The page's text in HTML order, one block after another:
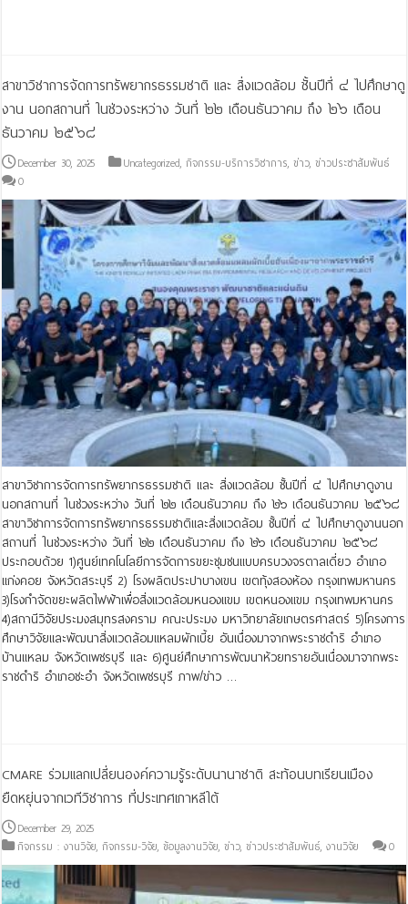
สาขาวิชาการจัดการทรัพยากรธรรมชาติ และ สิ่งแวดล้อม ชั้นปีที่ ๔ ไปศึกษาดู
งาน นอกสถานที่ ในช่วงระหว่าง วันที่ ๒๒ เดือนธันวาคม ถึง ๒๖ เดือน
ธันวาคม ๒๕๖๘
December 30, 2025 Uncategorized,กิจกรรม-บริการวิชาการ,ข่าว,ข่าวประชาสัมพันธ์
0
สาขาวิชาการจัดการทรัพยากรธรรมชาติ และ สิ่งแวดล้อม ชั้นปีที่ ๔ ไปศึกษาดูงาน
นอกสถานที่ ในช่วงระหว่าง วันที่ ๒๒ เดือนธันวาคม ถึง ๒๖ เดือนธันวาคม ๒๕๖๘
สาขาวิชาการจัดการทรัพยากรธรรมชาติและสิ่งแวดล้อม ชั้นปีที่ ๔ ไปศึกษาดูงานนอก
สถานที่ ในช่วงระหว่าง วันที่ ๒๒ เดือนธันวาคม ถึง ๒๖ เดือนธันวาคม ๒๕๖๘
ประกอบด้วย 1)ศูนย์เทคโนโลยีการจัดการขยะชุมชนแบบครบวงจรตาลเดี่ยว อำเภอ
แก่งคอย จังหวัดสระบุรี 2) โรงผลิตประปาบางเขน เขตทุ้งสองห้อง กรุงเทพมหานคร
3)โรงกำจัดขยะผลิตไฟฟ้าเพื่อสิ่งแวดล้อมหนองแขม เขตหนองแขม กรุงเทพมหานคร
4)สถานีวิจัยประมงสมุทรสงคราม คณะประมง มหาวิทยาลัยเกษตรศาสตร์ 5)โครงการ
ศึกษาวิจัยและพัฒนาสิ่งแวดล้อมแหลมผักเบี้ย อันเนื่องมาจากพระราชดำริ อำเภอ
บ้านแหลม จังหวัดเพชรบุรี และ 6)ศูนย์ศึกษาการพัฒนาห้วยทรายอันเนื่องมาจากพระ
ราชดำริ อําเภอชะอํา จังหวัดเพชรบุรี ภาพ/ข่าว …
CMARE ร่วมแลกเปลี่ยนองค์ความรู้ระดับนานาชาติ สะท้อนบทเรียนเมือง
ยืดหยุ่นจากเวทีวิชาการ ที่ประเทศเกาหลีใต้
December 29, 2025
กิจกรรม : งานวิจัย,กิจกรรม-วิจัย,ข้อมูลงานวิจัย,ข่าว,ข่าวประชาสัมพันธ์,งานวิจัย 0